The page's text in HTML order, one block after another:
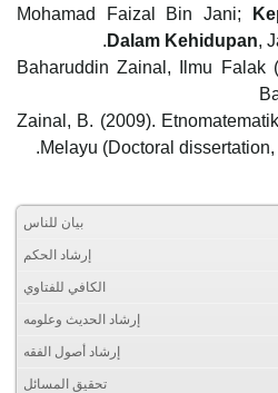
Dalam Kehidupan,
Baharuddin Zainal, Ilmu Falak
Zainal, B. (2009).
Melayu (Doctoral
بيان للناس
إرشاد الحكم
الكافي للفتاوي
إرشاد الحديث وعلومه
إرشاد أصول الفقه
تحقيق المسائل